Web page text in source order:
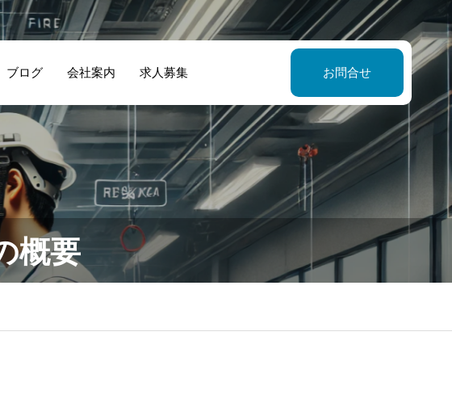
ブログ 会社案内 求人募集 お問合せ
経営する鉄工所で
消防設備点検をし
てもらいました
二酸化炭素消火設
備の消防法施行令
が改正されました
基準
概要